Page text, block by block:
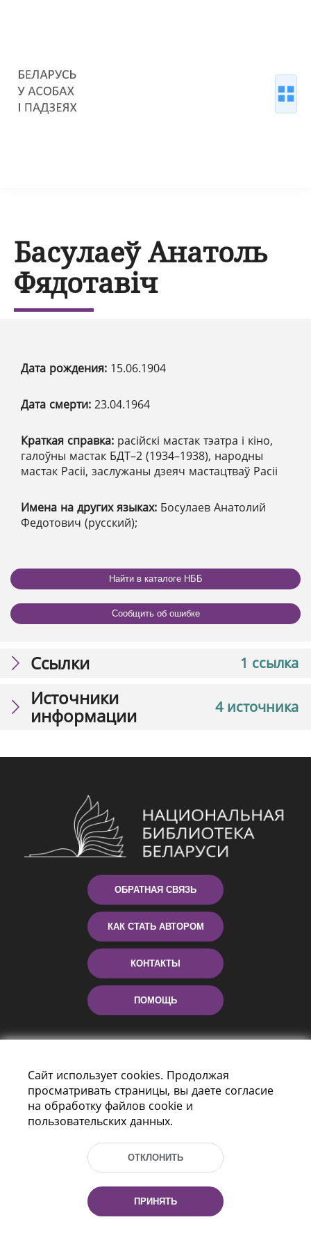
Басулаеў Анатоль
Фядотавіч
Дата рождения: 15.06.1904
Дата смерти: 23.04.1964
Краткая справка: расійскі мастак тэатра і кіно,
галоўны мастак БДТ–2 (1934–1938), народны
мастак Расіі, заслужаны дзеяч мастацтваў Расіі
Имена на других языках: Босулаев Анатолий
Федотович (русский);
Найти в каталоге НББ
Сообщить об ошибке
1 ссылка
Ссылки
4 источника
Источники
информации
ОБРАТНАЯ СВЯЗЬ
КАК СТАТЬ АВТОРОМ
КОНТАКТЫ
ПОМОЩЬ
г. Минск, Республика Беларусь, 220114
Тел.: (+375 17) 368 37 37, Факс: (+375 17)
Эл. почта: inbox@nlb.by
Сайт использует cookies. Продолжая
просматривать страницы, вы даете согласие
на обработку файлов cookie и
пользовательских данных.
ОТКЛОНИТЬ
ПРИНЯТЬ